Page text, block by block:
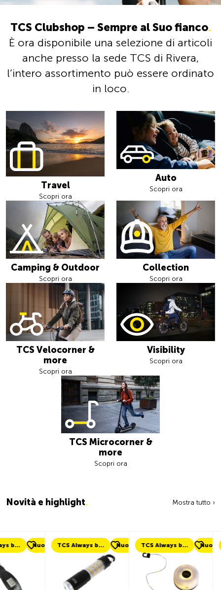
TCS Clubshop – Sempre al Suo fianco.
È ora disponibile una selezione di articoli
anche presso la sede TCS di Rivera,
l’intero assortimento può essere ordinato
in loco.
Travel
Scopri ora
Auto
Scopri ora
Camping & Outdoor
Scopri ora
Collection
Scopri ora
TCS Velocorner &
more
Scopri ora
Visibility
Scopri ora
TCS Microcorner &
more
Scopri ora
Novità e highlight. Mostra tutto ›
TCS Always by my side Nuovo TCS Always by my side Nuovo Nuovo